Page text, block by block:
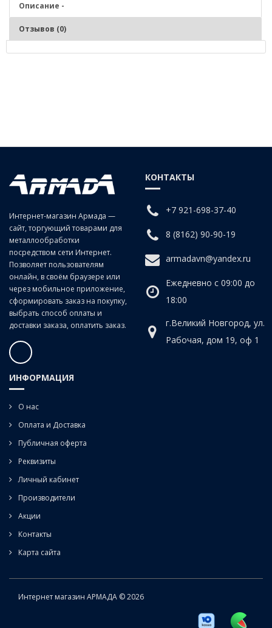
Описание -
Отзывов (0)
Интернет-магазин Армада —
сайт, торгующий товарами для
металлообработки
посредством сети Интернет.
Позволяет пользователям
онлайн, в своём браузере или
через мобильное приложение,
сформировать заказ на покупку,
выбрать способ оплаты и
доставки заказа, оплатить заказ.
КОНТАКТЫ
+7 921-698-37-40
8 (8162) 90-90-19
armadavn@yandex.ru
Ежедневно с 09:00 до
18:00
г.Великий Новгород, ул.
Рабочая, дом 19, оф 1
ИНФОРМАЦИЯ
О нас
Оплата и Доставка
Публичная оферта
Реквизиты
Личный кабинет
Производители
Акции
Контакты
Карта сайта
Интернет магазин АРМАДА © 2026